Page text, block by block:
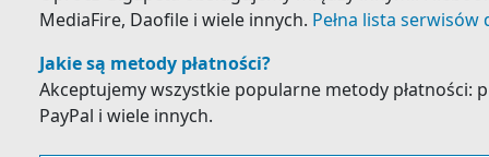
MediaFire, Daofile i wiele innych. Pełna lista
Jakie są metody płatności?
Akceptujemy wszystkie popularne metody płatności:
PayPal i wiele innych.